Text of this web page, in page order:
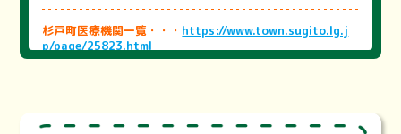
杉戸町医療機関一覧・・・ https://www.town.sugito.lg.j
p/page/25823.html
町内の医療機関をまとめました。医療機関を探す際にご活用